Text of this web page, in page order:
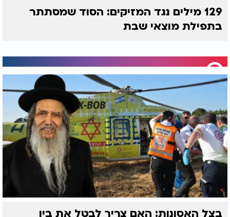
129 מילים נגד המזיקים: הסוד שמסתתר
בתפילת מוצאי שבת
בצל האסונות: האם צריך לבטל את בין